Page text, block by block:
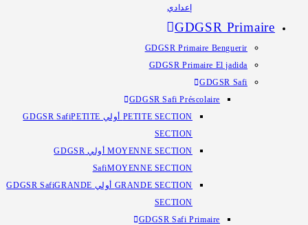
إعدادي
GDGSR Primaire
GDGSR Primaire Benguerir
GDGSR Primaire El jadida
GDGSR Safi
GDGSR Safi Préscolaire
PETITE SECTION أولي GDGSR Safi
PETITE
SECTION
MOYENNE SECTION أولي GDGSR
SafiMOYENNE SECTION
GRANDE SECTION أولي GDGSR Safi
GRANDE
SECTION
GDGSR Safi Primaire